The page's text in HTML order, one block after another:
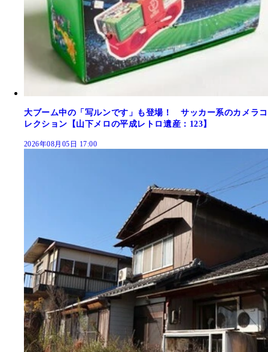
大ブーム中の「写ルンです」も登場！ サッカー系のカメラコ
レクション【山下メロの平成レトロ遺産：123】
2026年08月05日 17:00